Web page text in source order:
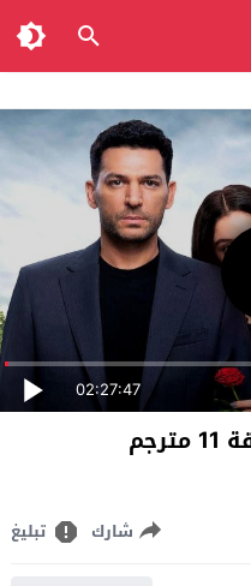
02:27:47
شارك تبليغ